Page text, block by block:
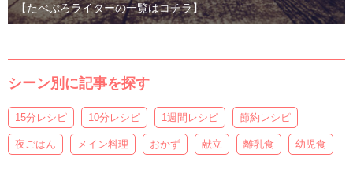
【たべぷろライターの一覧はコチラ】
シーン別に記事を探す
15分レシピ 10分レシピ 1週間レシピ 節約レシピ
夜ごはん メイン料理 おかず 献立 離乳食 幼児食